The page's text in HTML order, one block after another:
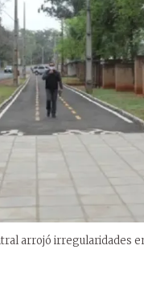
arrojó irregularidades